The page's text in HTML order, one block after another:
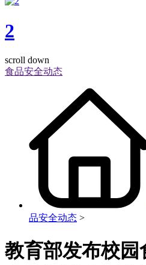
2
scroll down
食品安全动态
品安全动态 >
教育部发布校园